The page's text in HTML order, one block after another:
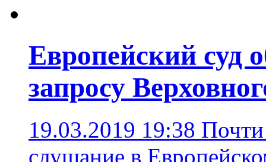
Европейский суд
запросу
19.03.2019 19:38
слушание в